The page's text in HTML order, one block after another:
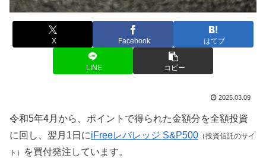
X Facebook はてブ
LINE コピー
2025.03.09
令和5年4月から、ポイントで得られた金額分を全額投資
に回し、翌月1日にiFreeレバレッジ S&P500 （投資信託のサイ
ト）
を買付発注しています。